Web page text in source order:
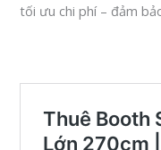
tối ưu chi phí – đảm